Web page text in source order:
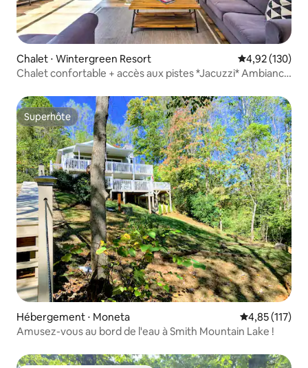
Chalet ⋅ Wintergreen Resort Évaluation
4,92 (130)
Chalet confortable + accès aux pistes *Jacuzzi* Ambiance
Superhôte
Superhôte
Hébergement ⋅ Moneta Évaluation
4,85 (117)
Amusez-vous au bord de l'eau à Smith Mountain Lake !